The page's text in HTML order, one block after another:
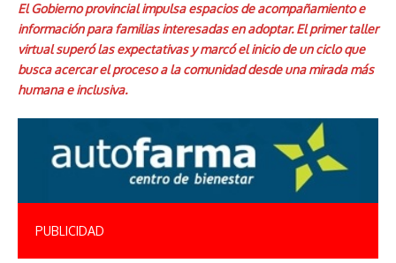
El Gobierno provincial impulsa espacios de acompañamiento e
información para familias interesadas en adoptar. El primer taller
virtual superó las expectativas y marcó el inicio de un ciclo que
busca acercar el proceso a la comunidad desde una mirada más
humana e inclusiva.
PUBLICIDAD